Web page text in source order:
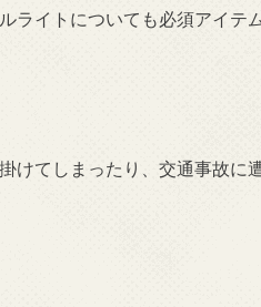
ライトについても必須アイテ
けてしまったり、交通事故に